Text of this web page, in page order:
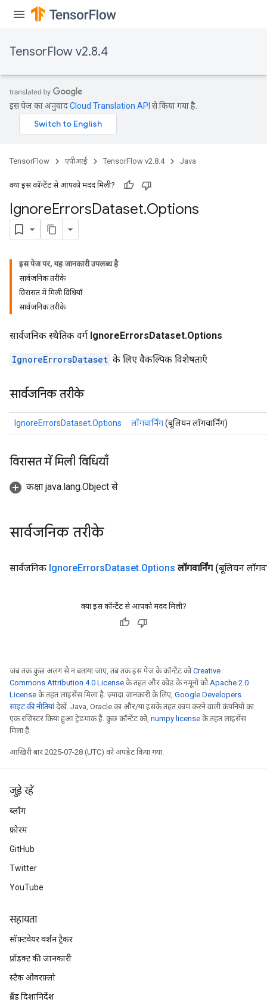
TensorFlow v2.8.4
इस पेज का अनुवादCloud Translation API से किया गया है.
TensorFlow एपीआई TensorFlow v2.8.4 Java
क्या इस कॉन्टेंट से आपको मदद मिली?
IgnoreErrorsDataset.Options
इस पेज पर, यह जानकारी उपलब्ध है
सार्वजनिक तरीके
विरासत में मिली विधियाँ
सार्वजनिक तरीके
सार्वजनिक स्थैतिक वर्ग IgnoreErrorsDataset.Options
IgnoreErrorsDataset के लिए वैकल्पिक विशेषताएँ
सार्वजनिक तरीके
IgnoreErrorsDataset.Options लॉगवार्निंग(बूलियन लॉगवार्निंग)
विरासत में मिली विधियाँ
कक्षा java.lang.Object से
सार्वजनिक तरीके
सार्वजनिक IgnoreErrorsDataset.Options लॉगवार्निंग (बूलियन
क्या इस कॉन्टेंट से आपको मदद मिली?
जब तक कुछ अलग से न बताया जाए, तब तक इस पेज के कॉन्टेंट कोCreative
Commons Attribution 4.0 License के तहत और कोड के नमूनों कोApache 2.0
License के तहत लाइसेंस मिला है. ज़्यादा जानकारी के लिए, Google Developers
साइट की नीतियांदेखें. Java, Oracle का और/या इसके तहत काम करने वाली कंपनियों का
एक रजिस्टर किया हुआ ट्रेडमार्क है. कुछ कॉन्टेंट को, numpy license के तहत लाइसेंस
मिला है.
आखिरी बार 2025-07-28 (UTC) को अपडेट किया गया.
जुड़े रहें
ब्लॉग
फ़ोरम
GitHub
Twitter
YouTube
सहायता
सॉफ़्टवेयर वर्शन ट्रैकर
प्रॉडक्ट की जानकारी
स्टैक ओवरफ़्लो
ब्रैंड दिशानिर्देश